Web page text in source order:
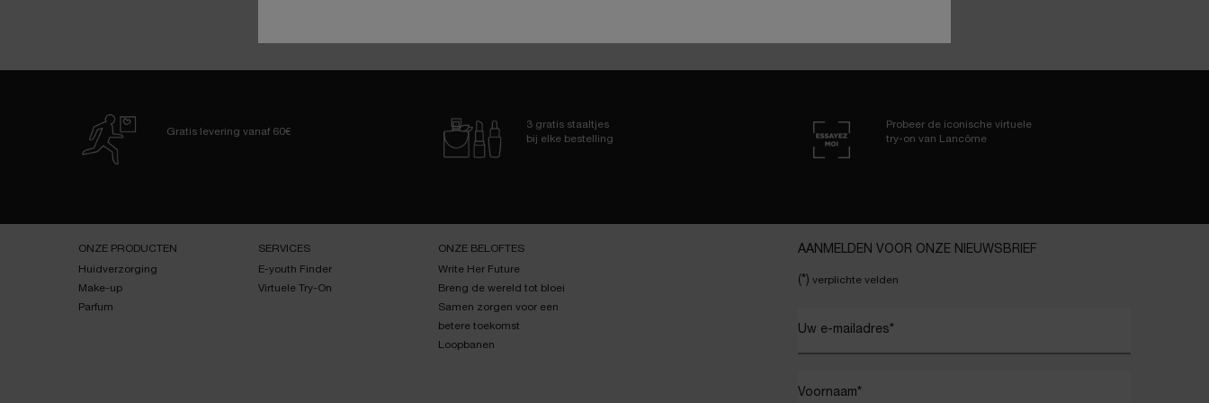
Gratis levering vanaf 60€
3 gratis staaltjes
bij elke bestelling
Probeer de iconische virtuele
try-on van Lancôme
ONZE PRODUCTEN
Huidverzorging
Make-up
Parfum
SERVICES
E-youth Finder
Virtuele Try-On
ONZE BELOFTES
Write Her Future
Breng de wereld tot bloei
Samen zorgen voor een
betere toekomst
Loopbanen
AANMELDEN VOOR ONZE NIEUWSBRIEF
(*) verplichte velden
Uw e-mailadres*
Voornaam*